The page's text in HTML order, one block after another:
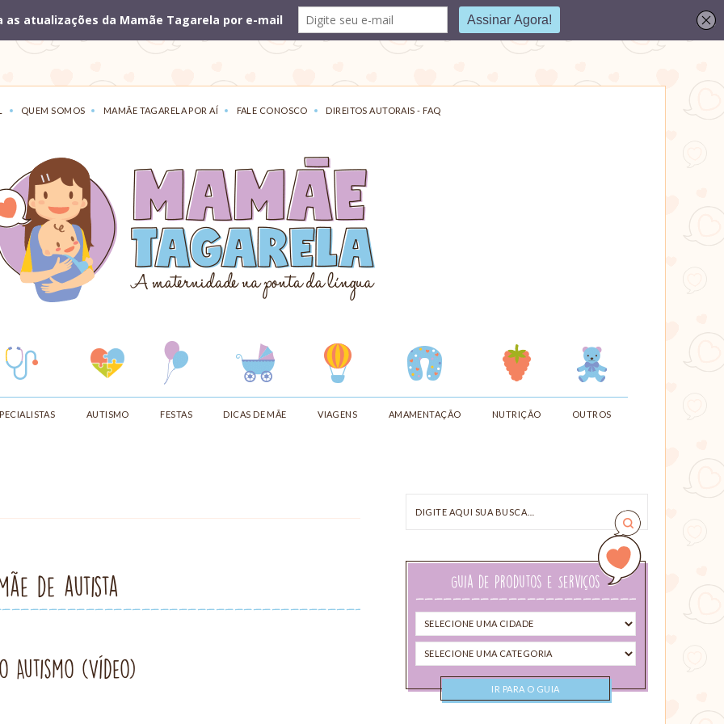
QUEM SOMOS MAMÃE TAGARELA POR AÍ FALE CONOSCO DIREITOS AUTORAIS - FAQ
AUTISMO FESTAS DICAS DE MÃE VIAGENS AMAMENTAÇÃO NUTRIÇÃO OUTROS
de autista
Autismo (Vídeo)
aqui
Guia de Produtos e Serviços
Selecione
uma
cidade
Selecione
uma